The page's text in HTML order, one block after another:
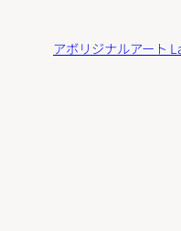
アボリジナルアート